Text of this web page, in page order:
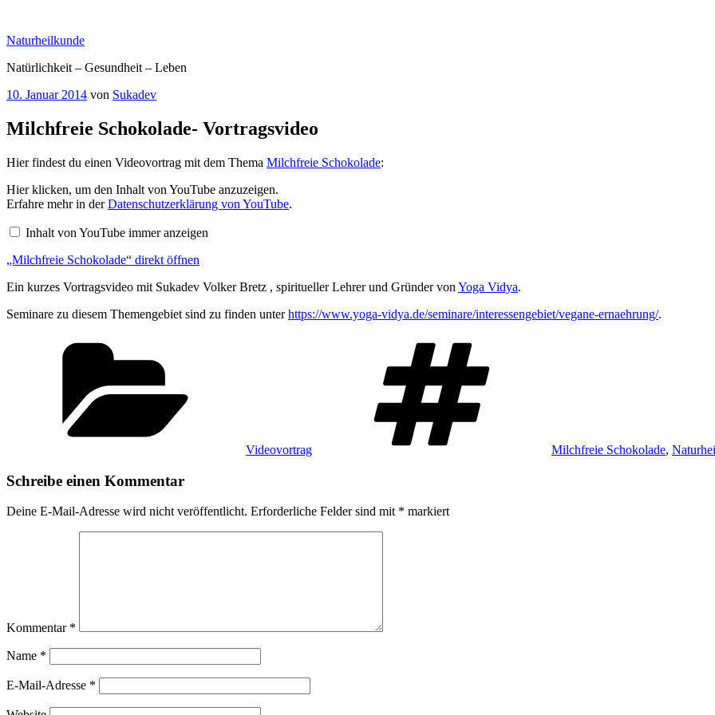
springen
Naturheilkunde
Natürlichkeit – Gesundheit – Leben
Veröffentlicht
10. Januar 2014 von Sukadev
Milchfreie Schokolade- Vortragsvideo
Hier findest du einen Videovortrag mit dem Thema Milchfreie Schokolade:
„Milchfreie
Schokolade“
von
anzeigen
Hier klicken, um den Inhalt von YouTube anzuzeigen.
Erfahre mehr in derDatenschutzerklärung von YouTube.
Inhalt von YouTube immer anzeigen
„Milchfreie Schokolade“ direkt öffnen
Ein kurzes Vortragsvideo mit Sukadev Volker Bretz , spiritueller Lehrer und Gründer von Yoga Vidya.
Seminare zu diesem Themengebiet sind zu finden unterhttps://www.yoga-vidya.de/seminare/interessengebiet/vegane-ernaehrung/.
Videovortrag Milchfreie Schokolade,
Schreibe einen Kommentar
Deine E-Mail-Adresse wird nicht veröffentlicht. Erforderliche Felder sind mit * markiert
Kommentar *
Name *
E-Mail-Adresse *